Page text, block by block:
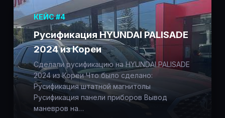
КЕЙС #4
Русификация HYUNDAI PALISADE
2024 из Кореи
Сделали русификацию на HYUNDAI PALISADE
2024 из Кореи Что было сделано:
Русификация штатной магнитолы
Русификация панели приборов Вывод
маневров на…